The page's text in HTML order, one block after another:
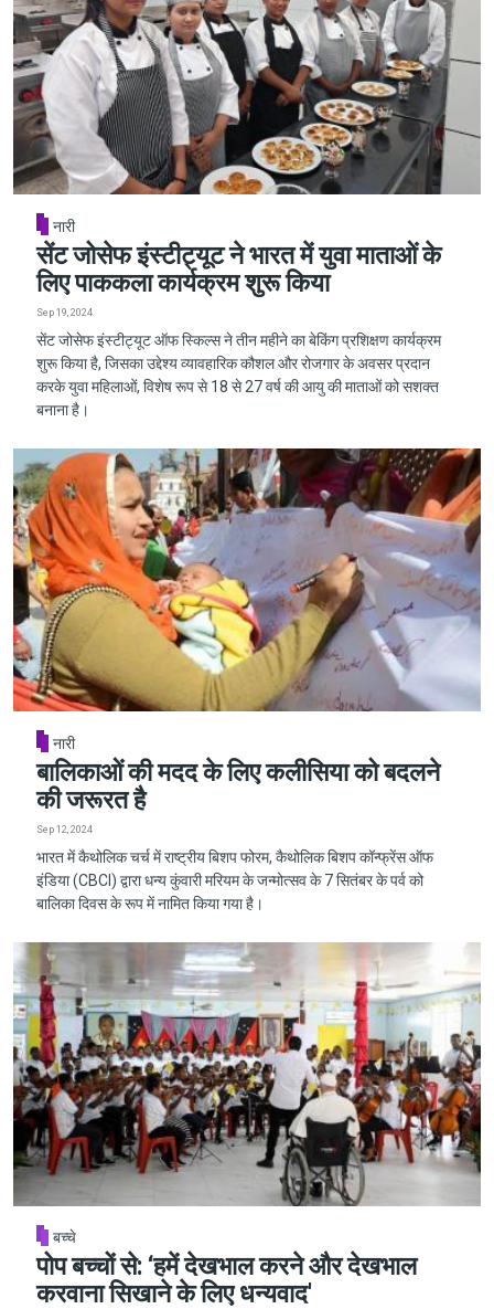
नारी
सेंट जोसेफ इंस्टीट्यूट ने भारत में युवा माताओं के
लिए पाककला कार्यक्रम शुरू किया
Sep 19, 2024
सेंट जोसेफ इंस्टीट्यूट ऑफ स्किल्स ने तीन महीने का बेकिंग प्रशिक्षण कार्यक्रम
शुरू किया है, जिसका उद्देश्य व्यावहारिक कौशल और रोजगार के अवसर प्रदान
करके युवा महिलाओं, विशेष रूप से 18 से 27 वर्ष की आयु की माताओं को सशक्त
बनाना है।
नारी
बालिकाओं की मदद के लिए कलीसिया को बदलने
की जरूरत है
Sep 12, 2024
भारत में कैथोलिक चर्च में राष्ट्रीय बिशप फोरम, कैथोलिक बिशप कॉन्फ्रेंस ऑफ
इंडिया (CBCI) द्वारा धन्य कुंवारी मरियम के जन्मोत्सव के 7 सितंबर के पर्व को
बालिका दिवस के रूप में नामित किया गया है।
बच्चे
पोप बच्चों से: ‘हमें देखभाल करने और देखभाल
करवाना सिखाने के लिए धन्यवाद'